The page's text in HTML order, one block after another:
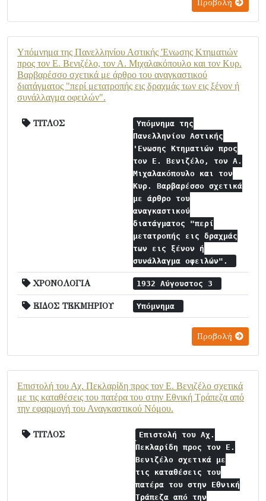
Προβολή
Υπόμνημα της Πανελληνίου Αστικής 'Ενωσης Κτηματιών
προς τον Ε. Βενιζέλο, τον Α. Μιχαλακόπουλο και τον Κυρ.
Βαρβαρέσσο σχετικά με άρθρο του αναγκαστικού
διατάγματος "περί μετατροπής εις δραχμάς των εις ξένον ή
συνάλλαγμα οφειλών".
ΤΙΤΛΟΣ
Υπόμνημα της
Πανελληνίου Αστικής
'Ενωσης Κτηματιών προς
τον Ε. Βενιζέλο, τον Α.
Μιχαλακόπουλο και τον
Κυρ. Βαρβαρέσσο σχετικά
με άρθρο του
αναγκαστικού
διατάγματος "περί
μετατροπής εις δραχμάς
των εις ξένον ή
συνάλλαγμα οφειλών".
ΧΡΟΝΟΛΟΓΙΑ 1932 Αύγουστος 3
ΕΙΔΟΣ ΤΕΚΜΗΡΙΟΥ Υπόμνημα
Προβολή
Επιστολή του Αχ. Πεκλαρίδη προς τον Ε. Βενιζέλο σχετικά
με τις καταθέσεις του πατέρα του στην Εθνική Τράπεζα από
την εφαρμογή του Αναγκαστικού Νόμου.
ΤΙΤΛΟΣ
Επιστολή του Αχ.
Πεκλαρίδη προς τον Ε.
Βενιζέλο σχετικά με
τις καταθέσεις του
πατέρα του στην Εθνική
Τράπεζα από την